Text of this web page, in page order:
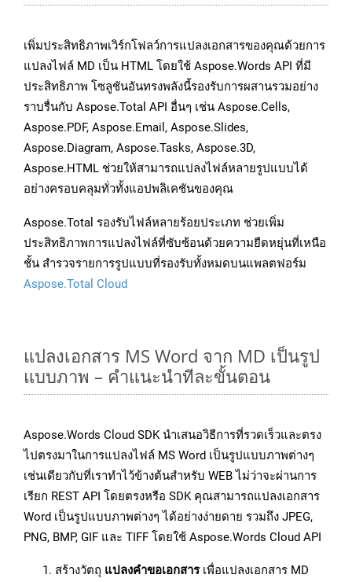
เพิ่มประสิทธิภาพเวิร์กโฟลว์การแปลงเอกสารของคุณด้วยการ
แปลงไฟล์ MD เป็น HTML โดยใช้ Aspose.Words API ที่มี
ประสิทธิภาพ โซลูชันอันทรงพลังนี้รองรับการผสานรวมอย่าง
ราบรื่นกับ Aspose.Total API อื่นๆ เช่น Aspose.Cells,
Aspose.PDF, Aspose.Email, Aspose.Slides,
Aspose.Diagram, Aspose.Tasks, Aspose.3D,
Aspose.HTML ช่วยให้สามารถแปลงไฟล์หลายรูปแบบได้
อย่างครอบคลุมทั่วทั้งแอปพลิเคชันของคุณ
Aspose.Total รองรับไฟล์หลายร้อยประเภท ช่วยเพิ่ม
ประสิทธิภาพการแปลงไฟล์ที่ซับซ้อนด้วยความยืดหยุ่นที่เหนือ
ชั้น สำรวจรายการรูปแบบที่รองรับทั้งหมดบนแพลตฟอร์ม
Aspose.Total Cloud
แปลงเอกสาร MS Word จาก MD เป็นรูป
แบบภาพ – คำแนะนำทีละขั้นตอน
Aspose.Words Cloud SDK นำเสนอวิธีการที่รวดเร็วและตรง
ไปตรงมาในการแปลงไฟล์ MS Word เป็นรูปแบบภาพต่างๆ
เช่นเดียวกับที่เราทำไว้ข้างต้นสำหรับ WEB ไม่ว่าจะผ่านการ
เรียก REST API โดยตรงหรือ SDK คุณสามารถแปลงเอกสาร
Word เป็นรูปแบบภาพต่างๆ ได้อย่างง่ายดาย รวมถึง JPEG,
PNG, BMP, GIF และ TIFF โดยใช้ Aspose.Words Cloud API
สร้างวัตถุ แปลงคำขอเอกสารเพื่อแปลงเอกสาร MD